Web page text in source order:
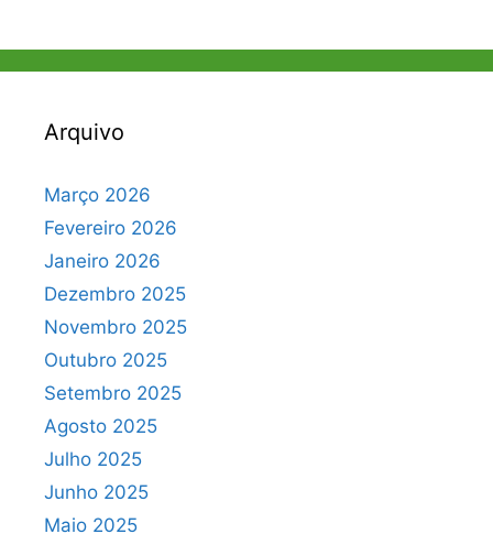
Arquivo
Março 2026
Fevereiro 2026
Janeiro 2026
Dezembro 2025
Novembro 2025
Outubro 2025
Setembro 2025
Agosto 2025
Julho 2025
Junho 2025
Maio 2025